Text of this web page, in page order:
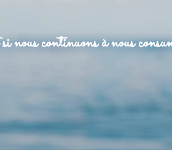
nous continuons à nous